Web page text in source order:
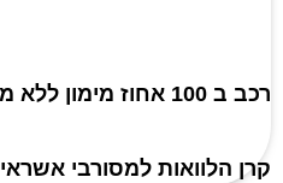
רכב ב 100 אחוז מימון ללא מקדמה
קרן הלוואות למסורבי אשראי